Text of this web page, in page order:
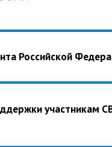
Российской
участникам